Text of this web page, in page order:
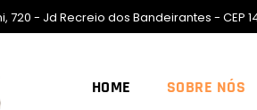
720 - Jd Recreio dos Bandeirantes - CEP
HOME SOBRE NÓS